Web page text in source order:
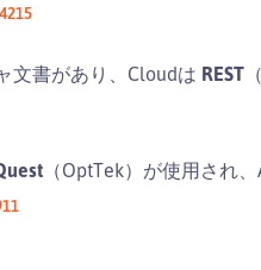
215
文書があり、Cloudは REST
（OptTek）が使用され
11